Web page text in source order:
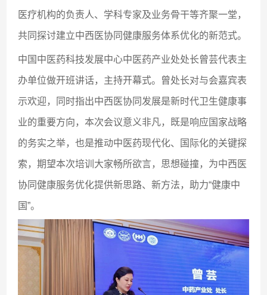
医疗机构的负责人、学科专家及业务骨干等齐聚一堂，
共同探讨建立中西医协同健康服务体系优化的新范式。
中国中医药科技发展中心中医药产业处处长曾芸代表主
办单位做开班讲话，主持开幕式。曾处长对与会嘉宾表
示欢迎，同时指出中西医协同发展是新时代卫生健康事
业的重要方向，本次会议意义非凡，既是响应国家战略
的务实之举，也是推动中医药现代化、国际化的关键探
索，期望本次培训大家畅所欲言，思想碰撞，为中西医
协同健康服务优化提供新思路、新方法，助力“健康中
国”。